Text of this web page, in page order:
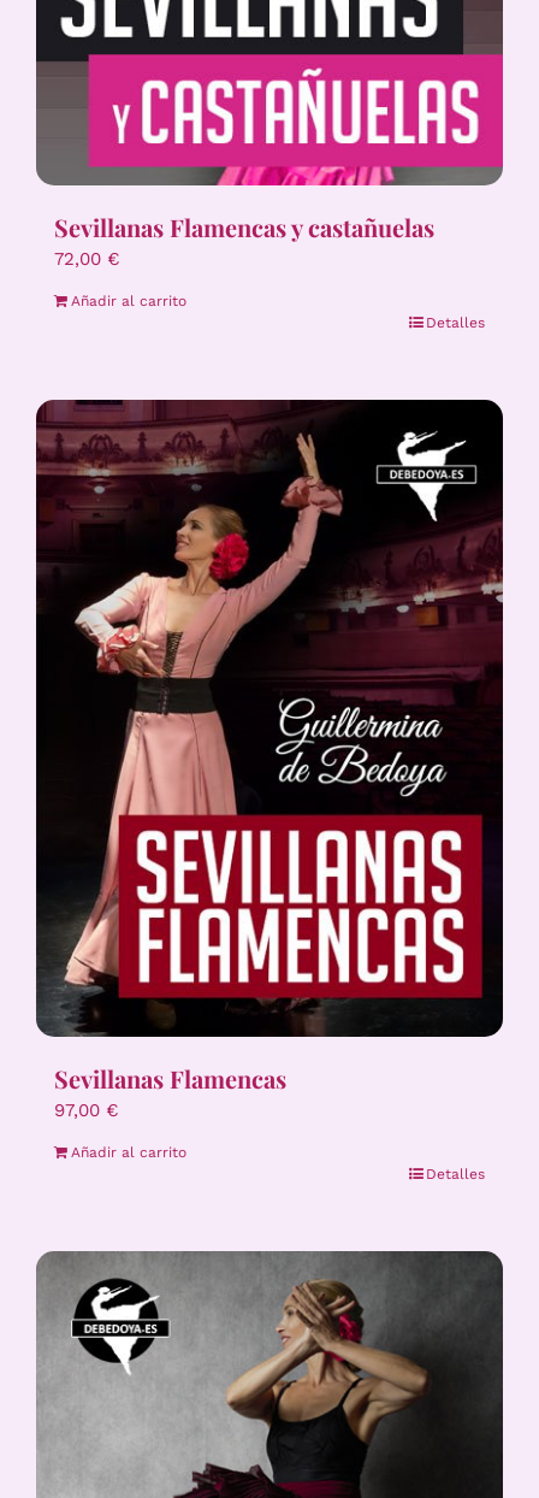
Sevillanas Flamencas y castañuelas
72,00 €
Añadir al carrito
Detalles
Sevillanas Flamencas
97,00 €
Añadir al carrito
Detalles